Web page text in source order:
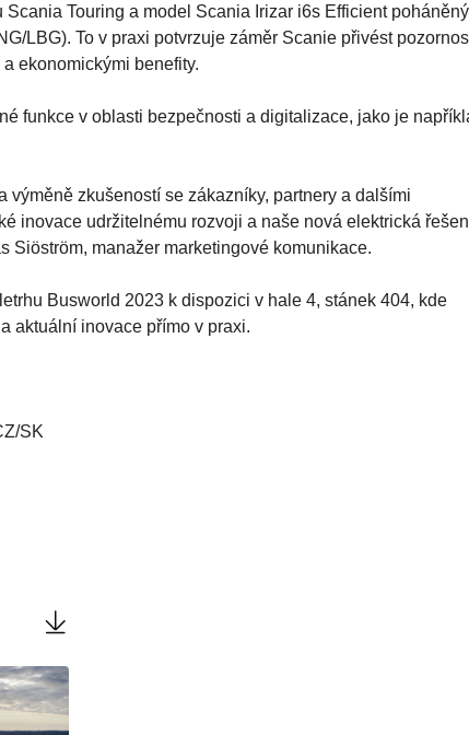
Touring a model Scania Irizar i6s Efficient poháněný
LBG). To v praxi potvrzuje záměr Scanie přivést
ekonomickými benefity.
funkce v oblasti bezpečnosti a digitalizace, jako je
výměně zkušeností se zákazníky, partnery a dalšími
inovace udržitelnému rozvoji a naše nová elektrická
Siöström, manažer marketingové komunikace.
Busworld 2023 k dispozici v hale 4, stánek 404, kde
aktuální inovace přímo v praxi.
SK